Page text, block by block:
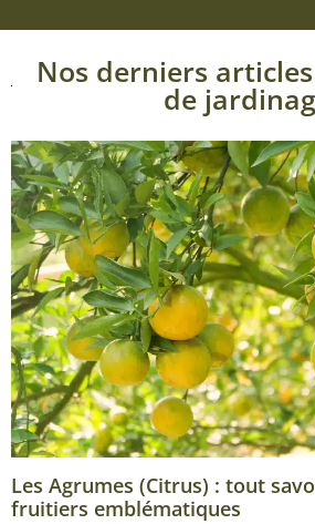
Nos derniers
de
Les Agrumes (Citrus) : tout
fruitiers emblématiques